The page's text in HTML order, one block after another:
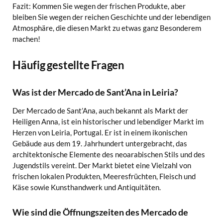
Fazit: Kommen Sie wegen der frischen Produkte, aber
bleiben Sie wegen der reichen Geschichte und der lebendigen
Atmosphäre, die diesen Markt zu etwas ganz Besonderem
machen!
Häufig gestellte Fragen
Was ist der Mercado de Sant’Ana in Leiria?
Der Mercado de Sant’Ana, auch bekannt als Markt der
Heiligen Anna, ist ein historischer und lebendiger Markt im
Herzen von Leiria, Portugal. Er ist in einem ikonischen
Gebäude aus dem 19. Jahrhundert untergebracht, das
architektonische Elemente des neoarabischen Stils und des
Jugendstils vereint. Der Markt bietet eine Vielzahl von
frischen lokalen Produkten, Meeresfrüchten, Fleisch und
Käse sowie Kunsthandwerk und Antiquitäten.
Wie sind die Öffnungszeiten des Mercado de